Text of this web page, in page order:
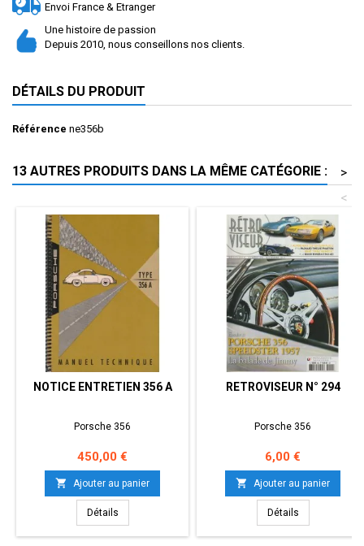
Envoi France & Etranger
Une histoire de passion
Depuis 2010, nous conseillons nos clients.
DÉTAILS DU PRODUIT
Référence ne356b
13 AUTRES PRODUITS DANS LA MÊME CATÉGORIE :
>
<
NOTICE ENTRETIEN 356 A
Porsche 356
Prix
450,00 €
 Ajouter au panier
Détails
RETROVISEUR N° 294
Porsche 356
Prix
6,00 €
 Ajouter au panier
Détails